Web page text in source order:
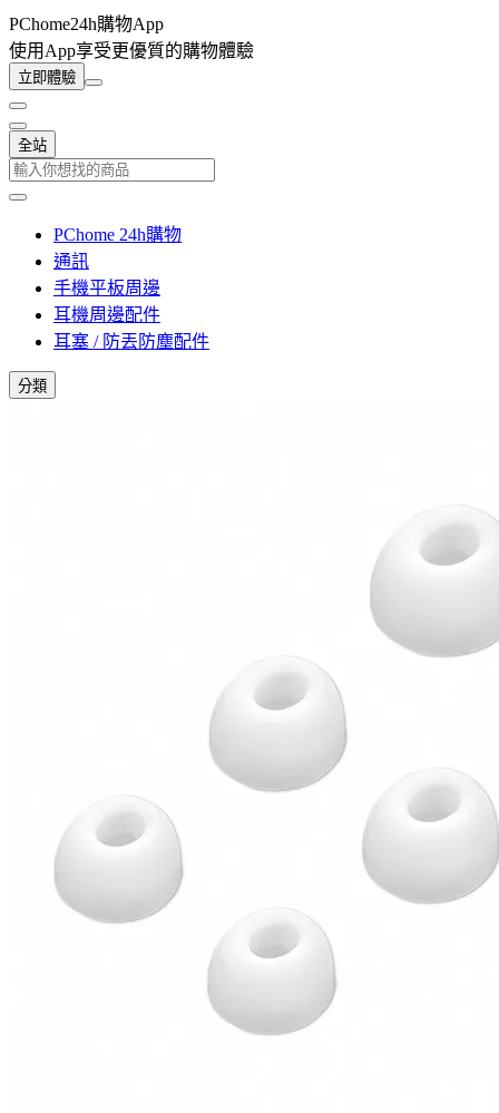
PChome24h購物App
使用App享受更優質的購物體驗
立即體驗
全站
PChome 24h購物
通訊
手機平板周邊
耳機周邊配件
耳塞 / 防丟防塵配件
分類